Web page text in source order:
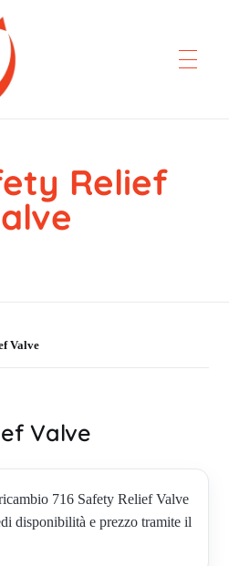
Relief
Valve
Valve
716 Safety Relief Valve
disponibilità e prezzo tramite il